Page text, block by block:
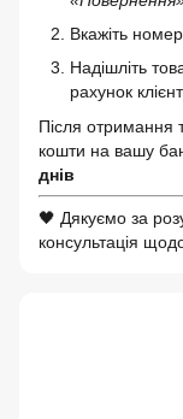
Вкажіть
Надішліть
рахунок
Після отримання
кошти на вашу
днів
🖤 Дякуємо за
консультація